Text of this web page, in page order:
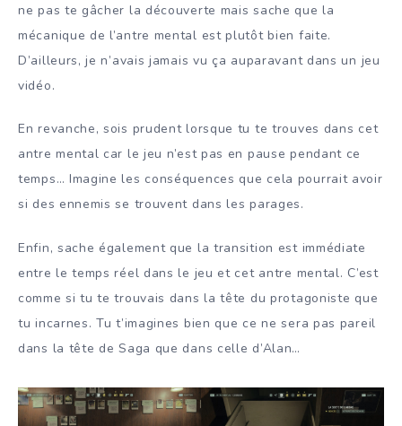
ne pas te gâcher la découverte mais sache que la
mécanique de l’antre mental est plutôt bien faite.
D’ailleurs, je n’avais jamais vu ça auparavant dans un jeu
vidéo.
En revanche, sois prudent lorsque tu te trouves dans cet
antre mental car le jeu n’est pas en pause pendant ce
temps… Imagine les conséquences que cela pourrait avoir
si des ennemis se trouvent dans les parages.
Enfin, sache également que la transition est immédiate
entre le temps réel dans le jeu et cet antre mental. C’est
comme si tu te trouvais dans la tête du protagoniste que
tu incarnes. Tu t’imagines bien que ce ne sera pas pareil
dans la tête de Saga que dans celle d’Alan…